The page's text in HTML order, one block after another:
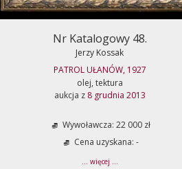
Nr Katalogowy 48.
Jerzy Kossak
PATROL UŁANÓW, 1927
olej, tektura
aukcja z 8 grudnia 2013
Wywoławcza: 22 000 zł
Cena uzyskana: -
... więcej ...